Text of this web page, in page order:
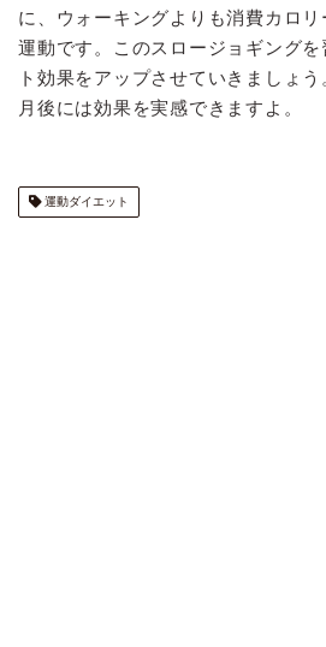
に、ウォーキングよりも消費カロ
運動です。このスロージョギング
ト効果をアップさせていきましょ
月後には効果を実感できますよ。
運動ダイエット